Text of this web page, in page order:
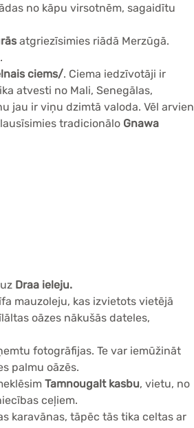
no kāpu virsotnēm, sagaidītu
atgriezīsimies riādā Merzūgā.
ciems/. Ciema iedzīvotāji ir
atvesti no Mali, Senegālas,
jau ir viņu dzimtā valoda. Vēl arvien
tradicionālo Gnawa
Draa ieleju.
mauzoleju, kas izvietots vietējā
oāzes nākušās dateles,
fotogrāfijas. Te var iemūžināt
palmu oāzēs.
Tamnougalt kasbu, vietu, no
ceļiem.
karavānas, tāpēc tās tika celtas ar